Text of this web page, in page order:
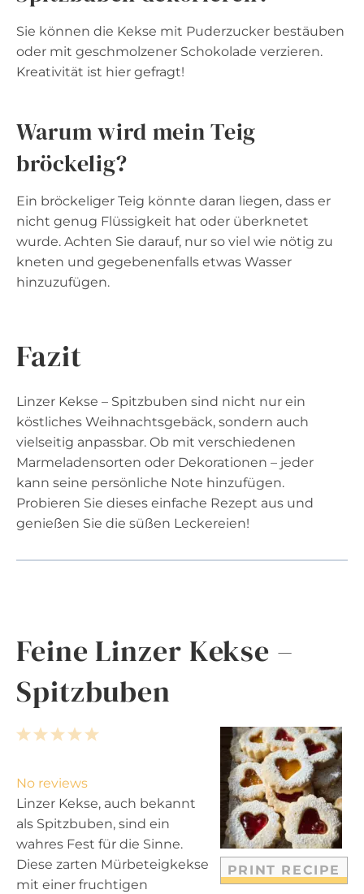
Sie können die Kekse mit Puderzucker bestäuben
oder mit geschmolzener Schokolade verzieren.
Kreativität ist hier gefragt!
Warum wird mein Teig
bröckelig?
Ein bröckeliger Teig könnte daran liegen, dass er
nicht genug Flüssigkeit hat oder überknetet
wurde. Achten Sie darauf, nur so viel wie nötig zu
kneten und gegebenenfalls etwas Wasser
hinzuzufügen.
Fazit
Linzer Kekse – Spitzbuben sind nicht nur ein
köstliches Weihnachtsgebäck, sondern auch
vielseitig anpassbar. Ob mit verschiedenen
Marmeladensorten oder Dekorationen – jeder
kann seine persönliche Note hinzufügen.
Probieren Sie dieses einfache Rezept aus und
genießen Sie die süßen Leckereien!
Feine Linzer Kekse –
Spitzbuben
PRINT RECIPE
5
a
r
s
4
t
a
r
s
3
t
a
r
s
2
t
a
r
s
1
t
a
r
No reviews
Linzer Kekse, auch bekannt
als Spitzbuben, sind ein
wahres Fest für die Sinne.
Diese zarten Mürbeteigkekse
mit einer fruchtigen